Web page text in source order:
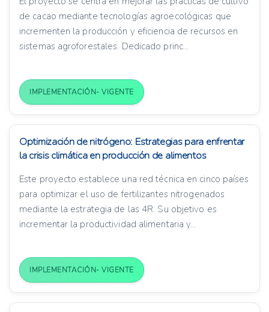
de cacao mediante tecnologías agroecológicas que
incrementen la producción y eficiencia de recursos en
sistemas agroforestales. Dedicado princ...
IMPLEMENTACIÓN- VIGENTE
Optimización de nitrógeno: Estrategias para enfrentar
la crisis climática en producción de alimentos
Este proyecto establece una red técnica en cinco países
para optimizar el uso de fertilizantes nitrogenados
mediante la estrategia de las 4R. Su objetivo es
incrementar la productividad alimentaria y...
IMPLEMENTACIÓN- VIGENTE